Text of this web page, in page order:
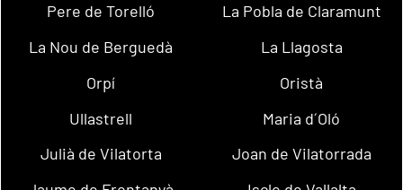
Pere de Torelló
La Pobla de Claramunt
La Nou de Berguedà
La Llagosta
Orpí
Oristà
Ullastrell
Maria d´Oló
Julià de Vilatorta
Joan de Vilatorrada